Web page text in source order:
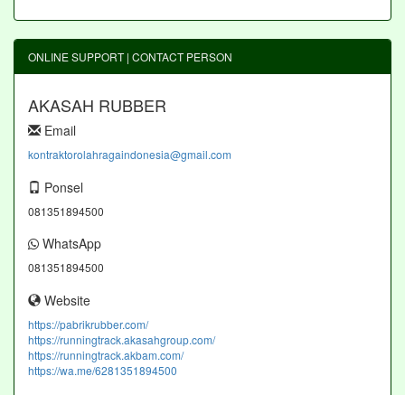
ONLINE SUPPORT | CONTACT PERSON
AKASAH RUBBER
Email
kontraktorolahragaindonesia@gmail.com
Ponsel
081351894500
WhatsApp
081351894500
Website
https://pabrikrubber.com/
https://runningtrack.akasahgroup.com/
https://runningtrack.akbam.com/
https://wa.me/6281351894500